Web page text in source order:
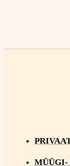
MÜÜGI-